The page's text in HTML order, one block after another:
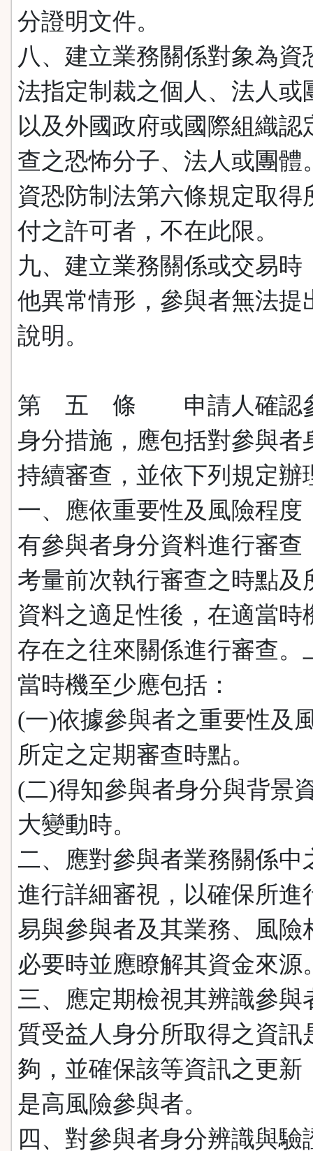
分證明文件。
八、建立業務關係對象為資
法指定制裁之個人、法人或
以及外國政府或國際組織認
查之恐怖分子、法人或團體
資恐防制法第六條規定取得
付之許可者，不在此限。
九、建立業務關係或交易時
他異常情形，參與者無法提
說明。
第 五 條 申請人確認
身分措施，應包括對參與者
持續審查，並依下列規定辦
一、應依重要性及風險程度
有參與者身分資料進行審查
考量前次執行審查之時點及
資料之適足性後，在適當時
存在之往來關係進行審查。
當時機至少應包括：
(一)依據參與者之重要性及
所定之定期審查時點。
(二)得知參與者身分與背景
大變動時。
二、應對參與者業務關係中
進行詳細審視，以確保所進
易與參與者及其業務、風險
必要時並應瞭解其資金來源
三、應定期檢視其辨識參與
質受益人身分所取得之資訊
夠，並確保該等資訊之更新
是高風險參與者。
四、對參與者身分辨識與驗